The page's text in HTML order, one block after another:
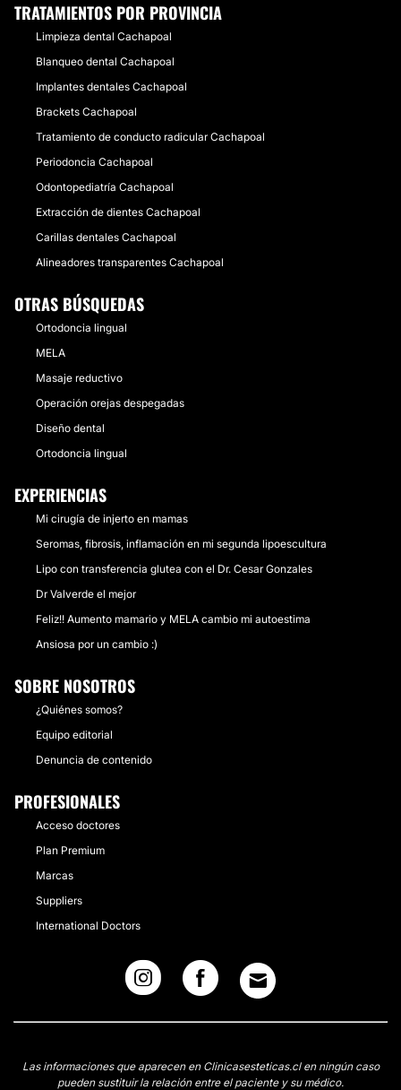
TRATAMIENTOS POR PROVINCIA
Limpieza dental Cachapoal
Blanqueo dental Cachapoal
Implantes dentales Cachapoal
Brackets Cachapoal
Tratamiento de conducto radicular Cachapoal
Periodoncia Cachapoal
Odontopediatría Cachapoal
Extracción de dientes Cachapoal
Carillas dentales Cachapoal
Alineadores transparentes Cachapoal
OTRAS BÚSQUEDAS
Ortodoncia lingual
MELA
Masaje reductivo
Operación orejas despegadas
Diseño dental
Ortodoncia lingual
EXPERIENCIAS
Mi cirugía de injerto en mamas
Seromas, fibrosis, inflamación en mi segunda lipoescultura
Lipo con transferencia glutea con el Dr. Cesar Gonzales
Dr Valverde el mejor
Feliz!! Aumento mamario y MELA cambio mi autoestima
Ansiosa por un cambio :)
SOBRE NOSOTROS
¿Quiénes somos?
Equipo editorial
Denuncia de contenido
PROFESIONALES
Acceso doctores
Plan Premium
Marcas
Suppliers
International Doctors
Las informaciones que aparecen en Clinicasesteticas.cl en ningún caso
pueden sustituir la relación entre el paciente y su médico.